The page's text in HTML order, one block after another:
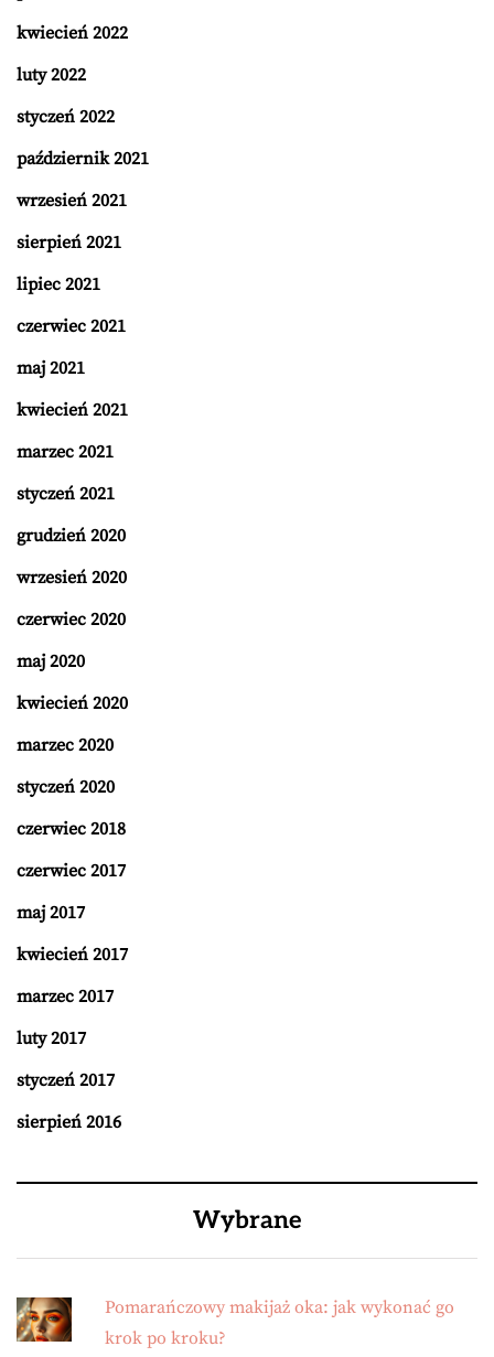
kwiecień 2022
luty 2022
styczeń 2022
październik 2021
wrzesień 2021
sierpień 2021
lipiec 2021
czerwiec 2021
maj 2021
kwiecień 2021
marzec 2021
styczeń 2021
grudzień 2020
wrzesień 2020
czerwiec 2020
maj 2020
kwiecień 2020
marzec 2020
styczeń 2020
czerwiec 2018
czerwiec 2017
maj 2017
kwiecień 2017
marzec 2017
luty 2017
styczeń 2017
sierpień 2016
Wybrane
Pomarańczowy makijaż oka: jak wykonać go
krok po kroku?